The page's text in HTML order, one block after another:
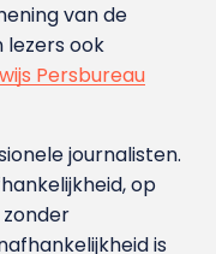
van de
lezers ook
Persbureau
journalisten.
op
zonder
is